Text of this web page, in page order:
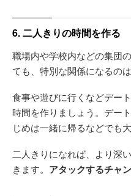
6. 二人きりの時間を作る
職場内や学校内などの集団
ても、特別な関係になるのは
食事や遊びに行くなどデー
時間を作りましょう。デー
じめは一緒に帰るなどでも大
二人きりになれば、より深
きます。 アタックするチャ